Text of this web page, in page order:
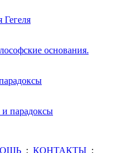
основания.
парадоксы
: КОНТАКТЫ :